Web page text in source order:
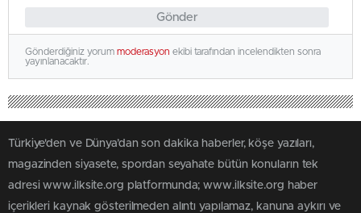
Gönder
Gönderdiğiniz yorum moderasyon ekibi tarafından incelendikten sonra
yayınlanacaktır.
Türkiye'den ve Dünya’dan son dakika haberler, köşe yazıları,
magazinden siyasete, spordan seyahate bütün konuların tek
adresi www.ilksite.org platformunda; www.ilksite.org haber
içerikleri kaynak gösterilmeden alıntı yapılamaz, kanuna aykırı ve